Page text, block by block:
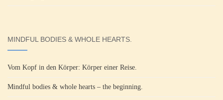
MINDFUL BODIES & WHOLE HEARTS.
Vom Kopf in den Körper: Körper einer Reise.
Mindful bodies & whole hearts – the beginning.